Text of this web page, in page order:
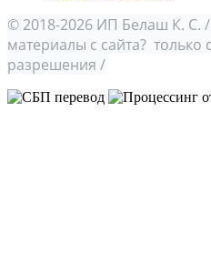
© 2018-2026 ИП Белаш К. С. /
материалы с сайта?
разрешения /